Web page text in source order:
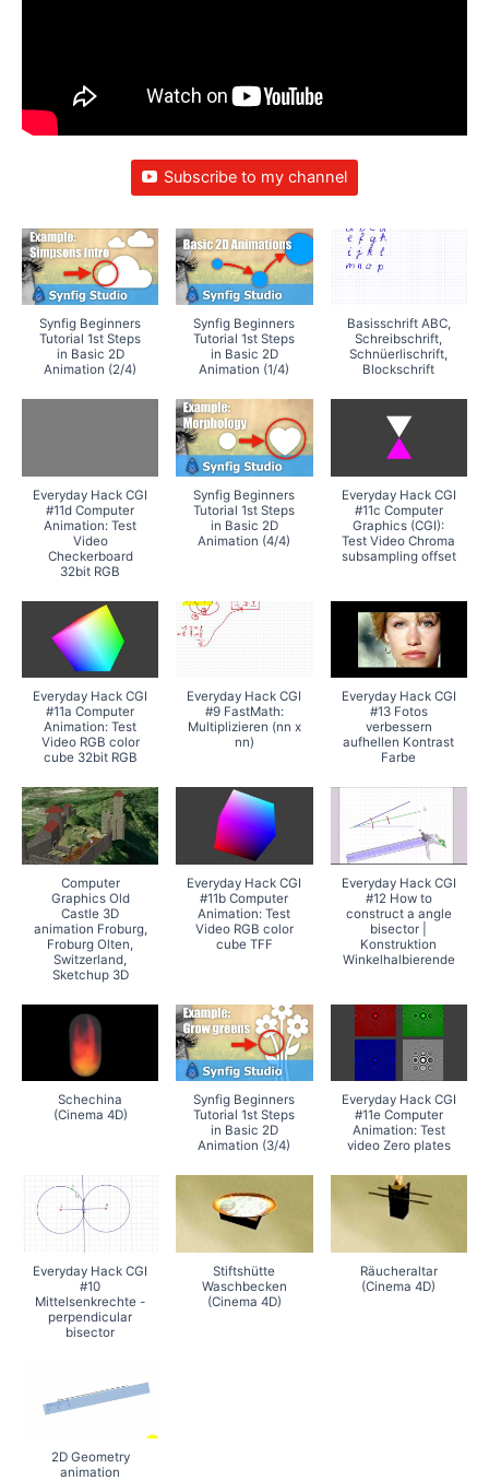
Subscribe to my channel
Synfig Beginners
Tutorial 1st Steps
in Basic 2D
Animation (2/4)
Synfig Beginners
Tutorial 1st Steps
in Basic 2D
Animation (1/4)
Basisschrift ABC,
Schreibschrift,
Schnüerlischrift,
Blockschrift
Everyday Hack CGI
#11d Computer
Animation: Test
Video
Checkerboard
32bit RGB
Synfig Beginners
Tutorial 1st Steps
in Basic 2D
Animation (4/4)
Everyday Hack CGI
#11c Computer
Graphics (CGI):
Test Video Chroma
subsampling offset
Everyday Hack CGI
#11a Computer
Animation: Test
Video RGB color
cube 32bit RGB
Everyday Hack CGI
#9 FastMath:
Multiplizieren (nn x
nn)
Everyday Hack CGI
#13 Fotos
verbessern
aufhellen Kontrast
Farbe
Computer
Graphics Old
Castle 3D
animation Froburg,
Froburg Olten,
Switzerland,
Sketchup 3D
Everyday Hack CGI
#11b Computer
Animation: Test
Video RGB color
cube TFF
Everyday Hack CGI
#12 How to
construct a angle
bisector |
Konstruktion
Winkelhalbierende
Schechina
(Cinema 4D)
Synfig Beginners
Tutorial 1st Steps
in Basic 2D
Animation (3/4)
Everyday Hack CGI
#11e Computer
Animation: Test
video Zero plates
Everyday Hack CGI
#10
Mittelsenkrechte -
perpendicular
bisector
Stiftshütte
Waschbecken
(Cinema 4D)
Räucheraltar
(Cinema 4D)
2D Geometry
animation